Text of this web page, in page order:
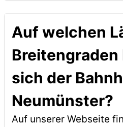
Auf welchen
sich der
Neumünster?
Auf unserer Webseite